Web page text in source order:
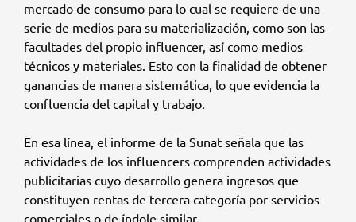
mercado de consumo para lo cual se requiere de una
serie de medios para su materialización, como son las
facultades del propio influencer, así como medios
técnicos y materiales. Esto con la finalidad de obtener
ganancias de manera sistemática, lo que evidencia la
confluencia del capital y trabajo.
En esa línea, el informe de la Sunat señala que las
actividades de los influencers comprenden actividades
publicitarias cuyo desarrollo genera ingresos que
constituyen rentas de tercera categoría por servicios
comerciales o de índole similar.